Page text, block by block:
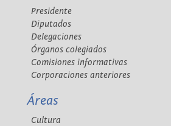
Presidente
Diputados
Delegaciones
Órganos colegiados
Comisiones informativas
Corporaciones anteriores
Áreas
Cultura